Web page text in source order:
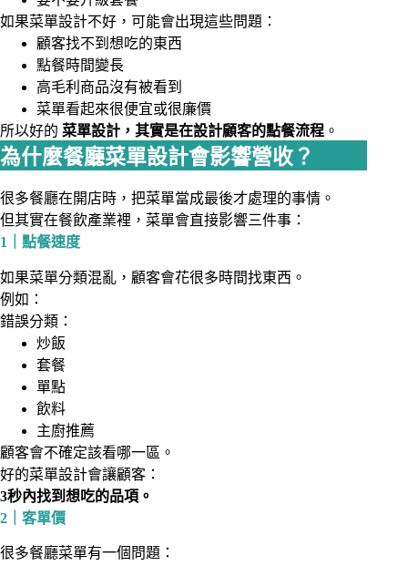
如果菜單設計不好，可能會出現這些問題：
顧客找不到想吃的東西
點餐時間變長
高毛利商品沒有被看到
菜單看起來很便宜或很廉價
所以好的 菜單設計，其實是在設計顧客的點餐流程 。
為什麼餐廳菜單設計會影響營收？
很多餐廳在開店時，把菜單當成最後才處理的事情。
但其實在餐飲產業裡，菜單會直接影響三件事：
1｜點餐速度
如果菜單分類混亂，顧客會花很多時間找東西。
例如：
錯誤分類：
炒飯
套餐
單點
飲料
主廚推薦
顧客會不確定該看哪一區。
好的菜單設計會讓顧客：
3秒內找到想吃的品項。
2｜客單價
很多餐廳菜單有一個問題：